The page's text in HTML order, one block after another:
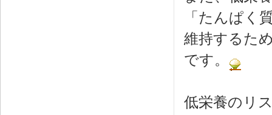
「たんぱく
維持するた
です。
低栄養のリ